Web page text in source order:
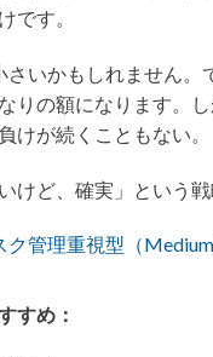
です。
さいかもしれません。
りの額になります。
けが続くこともない。
けど、確実」という戦
ク管理重視型（
すめ：